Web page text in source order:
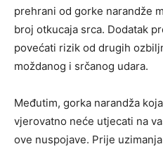
prehrani od gorke narandže
broj otkucaja srca. Dodatak
povećati rizik od drugih
moždanog i srčanog udara.
Međutim, gorka narandža
vjerovatno neće utjecati na
ove nuspojave. Prije